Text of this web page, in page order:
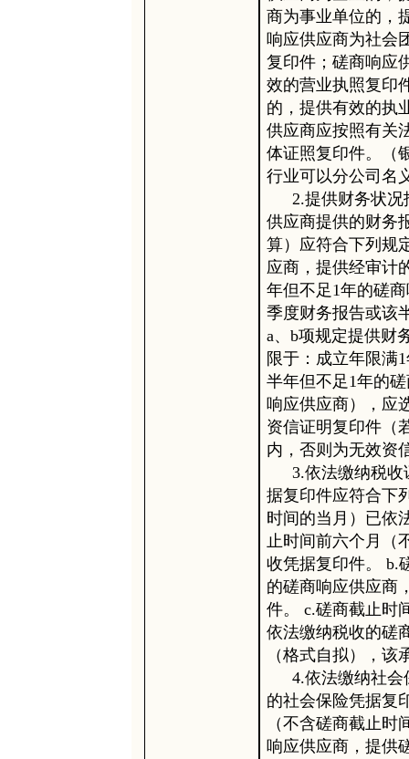
商为事业单位的，
响应供应商为社会
复印件；磋商响应
效的营业执照复印
的，提供有效的执
供应商应按照有关
体证照复印件。（
行业可以分公司名
2.提供财务状
供应商提供的财务
算）应符合下列规
应商，提供经审计
年但不足1年的磋
季度财务报告或该
a、b项规定提供财
限于：成立年限满
半年但不足1年的
响应供应商），应
资信证明复印件（
内，否则为无效资
3.依法缴纳税
据复印件应符合下
时间的当月）已依
止时间前六个月（
收凭据复印件。 b.
的磋商响应供应商
件。 c.磋商截止时
依法缴纳税收的磋
（格式自拟），
4.依法缴纳社
的社会保险凭据复
（不含磋商截止
响应供应商，提供